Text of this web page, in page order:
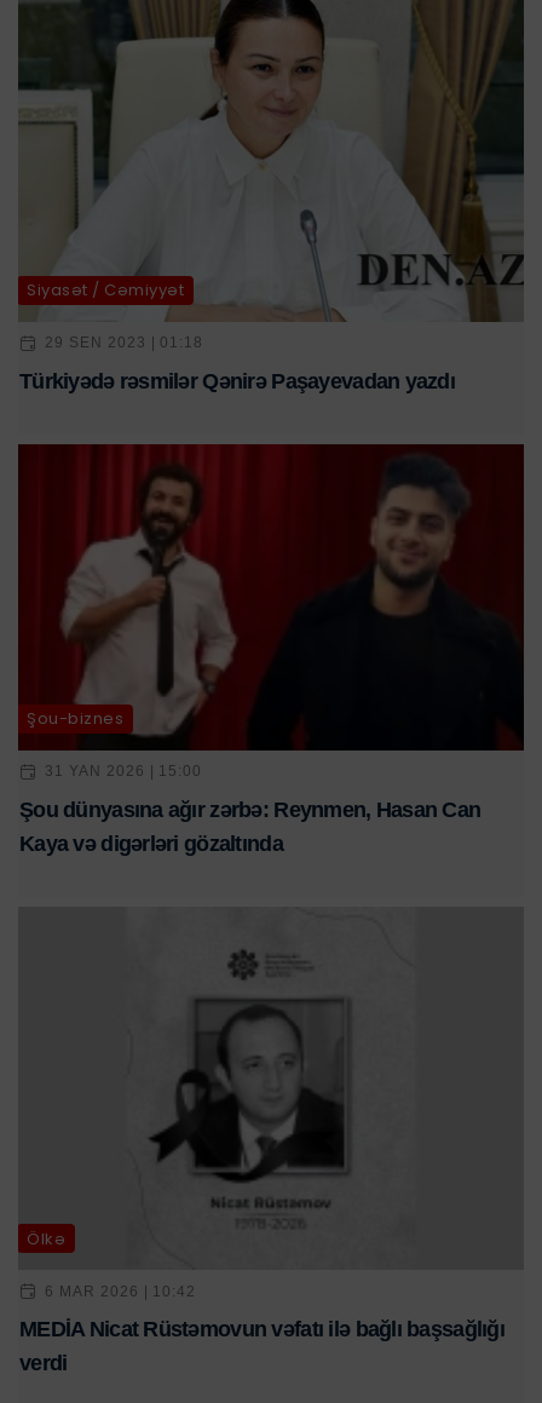
Siyasət / Cəmiyyət
29 SEN 2023 | 01:18
Türkiyədə rəsmilər Qənirə Paşayevadan yazdı
Şou-biznes
31 YAN 2026 | 15:00
Şou dünyasına ağır zərbə: Reynmen, Hasan Can
Kaya və digərləri gözaltında
Ölkə
6 MAR 2026 | 10:42
MEDİA Nicat Rüstəmovun vəfatı ilə bağlı başsağlığı
verdi